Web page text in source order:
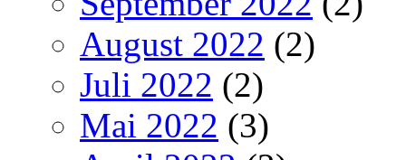
August 2022 (2)
Juli 2022 (2)
Mai 2022 (3)